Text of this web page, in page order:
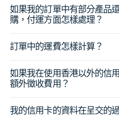
如果我的訂單中有部分產品
購，付運方面怎樣處理？
訂單中的運費怎樣計算？
如果我在使用香港以外的信
額外徵收費用？
我的信用卡的資料在呈交的